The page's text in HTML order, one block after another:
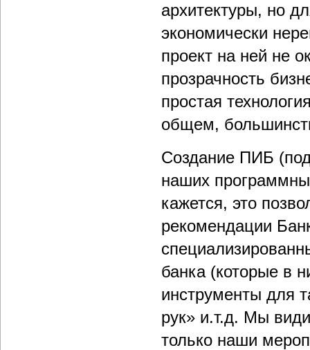
архитектуры, но
экономически
проект на ней не
прозрачность
простая
общем,
Создание ПИБ
наших
кажется, это
рекомендации
банка (которые в
инструменты для
рук» и.т.д. Мы
только наши